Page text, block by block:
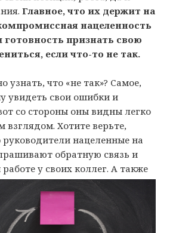
Главное, что их держит на
нацеленность
готовность признать свою
если что-то не так.
узнать, что «не так»? Самое,
увидеть свои ошибки и
со стороны оны видны легко
взглядом. Хотите верьте,
руководители нацеленные на
обратную связь и
работе у своих коллег. А также